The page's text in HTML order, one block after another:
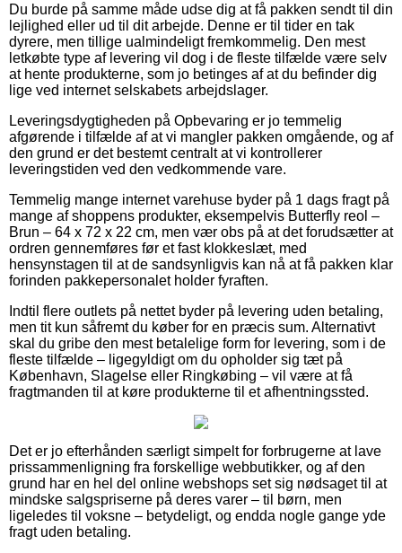
Du burde på samme måde udse dig at få pakken sendt til din
lejlighed eller ud til dit arbejde. Denne er til tider en tak
dyrere, men tillige ualmindeligt fremkommelig. Den mest
letkøbte type af levering vil dog i de fleste tilfælde være selv
at hente produkterne, som jo betinges af at du befinder dig
lige ved internet selskabets arbejdslager.
Leveringsdygtigheden på Opbevaring er jo temmelig
afgørende i tilfælde af at vi mangler pakken omgående, og af
den grund er det bestemt centralt at vi kontrollerer
leveringstiden ved den vedkommende vare.
Temmelig mange internet varehuse byder på 1 dags fragt på
mange af shoppens produkter, eksempelvis Butterfly reol –
Brun – 64 x 72 x 22 cm, men vær obs på at det forudsætter at
ordren gennemføres før et fast klokkeslæt, med
hensynstagen til at de sandsynligvis kan nå at få pakken klar
forinden pakkepersonalet holder fyraften.
Indtil flere outlets på nettet byder på levering uden betaling,
men tit kun såfremt du køber for en præcis sum. Alternativt
skal du gribe den mest betalelige form for levering, som i de
fleste tilfælde – ligegyldigt om du opholder sig tæt på
København, Slagelse eller Ringkøbing – vil være at få
fragtmanden til at køre produkterne til et afhentningssted.
Det er jo efterhånden særligt simpelt for forbrugerne at lave
prissammenligning fra forskellige webbutikker, og af den
grund har en hel del online webshops set sig nødsaget til at
mindske salgspriserne på deres varer – til børn, men
ligeledes til voksne – betydeligt, og endda nogle gange yde
fragt uden betaling.